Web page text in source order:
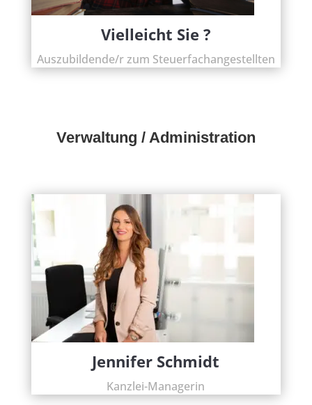
Vielleicht Sie ?
Auszubildende/r zum Steuerfachangestellten
Verwaltung / Administration
Jennifer Schmidt
Kanzlei-Managerin